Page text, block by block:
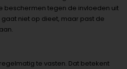
beschermen tegen de invloeden uit
niet op dieet, maar past de
te vasten. Dat betekent